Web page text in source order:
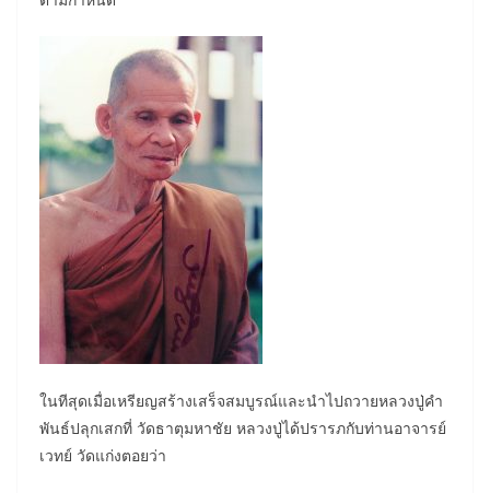
ในทีสุดเมื่อเหรียญสร้างเสร็จสมบูรณ์และนำไปถวายหลวงปู่คำ
พันธ์ปลุกเสกที่ วัดธาตุมหาชัย หลวงปู่ได้ปรารภกับท่านอาจารย์
เวทย์ วัดแก่งตอยว่า